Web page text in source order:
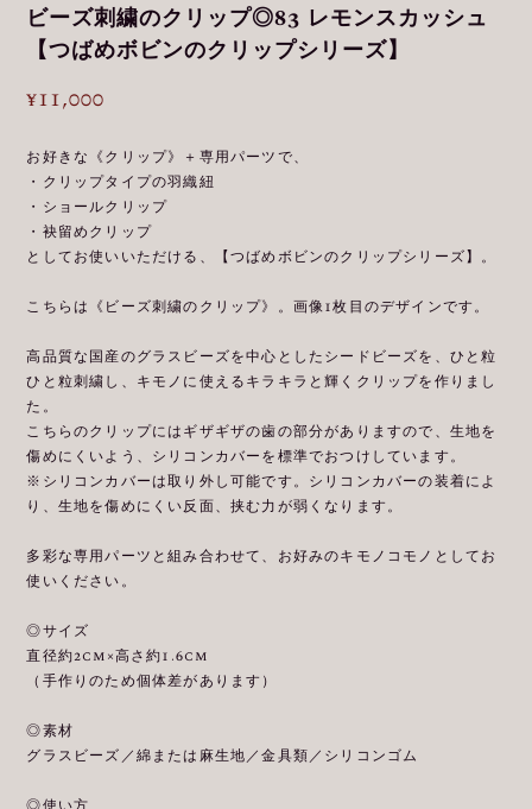
ビーズ刺繍のクリップ◎83 レモンスカッシュ
【つばめボビンのクリップシリーズ】
¥11,000
お好きな《クリップ》＋専用パーツで、
・クリップタイプの羽織紐
・ショールクリップ
・袂留めクリップ
としてお使いいただける、【つばめボビンのクリップシリーズ】。
こちらは《ビーズ刺繍のクリップ》。画像1枚目のデザインです。
高品質な国産のグラスビーズを中心としたシードビーズを、ひと粒
ひと粒刺繍し、キモノに使えるキラキラと輝くクリップを作りまし
た。
こちらのクリップにはギザギザの歯の部分がありますので、生地を
傷めにくいよう、シリコンカバーを標準でおつけしています。
※シリコンカバーは取り外し可能です。シリコンカバーの装着によ
り、生地を傷めにくい反面、挟む力が弱くなります。
多彩な専用パーツと組み合わせて、お好みのキモノコモノとしてお
使いください。
◎サイズ
直径約2cm×高さ約1.6cm
（手作りのため個体差があります）
◎素材
グラスビーズ／綿または麻生地／金具類／シリコンゴム